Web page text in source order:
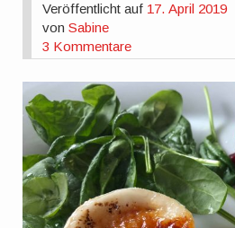
Veröffentlicht auf 17. April 2019
vonSabine
3 Kommentare